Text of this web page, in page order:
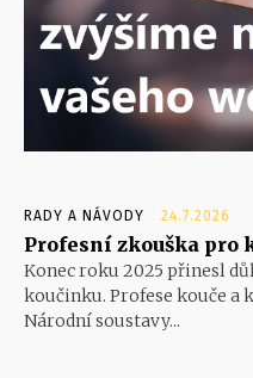
RADY A NÁVODY 24.7.2026
Profesní zkouška pro
Konec roku 2025 přinesl
koučinku. Profese kouče a
Národní soustavy...